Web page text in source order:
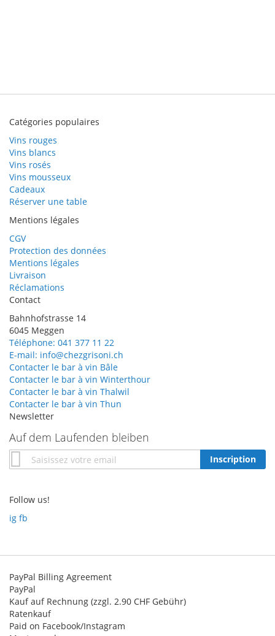
Catégories populaires
Vins rouges
Vins blancs
Vins rosés
Vins mousseux
Cadeaux
Réserver une table
Mentions légales
CGV
Protection des données
Mentions légales
Livraison
Réclamations
Contact
Bahnhofstrasse 14
6045 Meggen
Téléphone: 041 377 11 22
E-mail: info@chezgrisoni.ch
Contacter le bar à vin Bâle
Contacter le bar à vin Winterthour
Contacter le bar à vin Thalwil
Contacter le bar à vin Thun
Newsletter
Auf dem Laufenden bleiben
Inscription
à
:
Inscription
Follow us!
ig fb
PayPal Billing Agreement
PayPal
Kauf auf Rechnung (zzgl. 2.90 CHF Gebühr)
Ratenkauf
Paid on Facebook/Instagram